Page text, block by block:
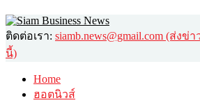
ติดต่อเรา: siamb.news@gmail.com (ส่ง
นี้)
Home
ฮอตนิวส์